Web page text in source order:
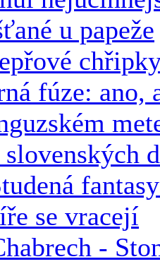
u papeže
fúze: ano,
slovenských
se vracejí
-